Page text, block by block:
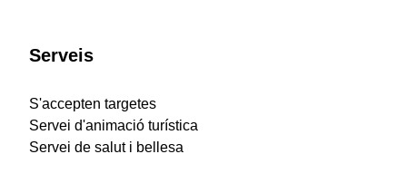
Serveis
S'accepten targetes
Servei d'animació turística
Servei de salut i bellesa